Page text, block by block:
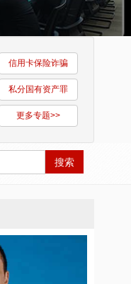
信用卡保险诈骗
私分国有资产罪
更多专题>>
搜索